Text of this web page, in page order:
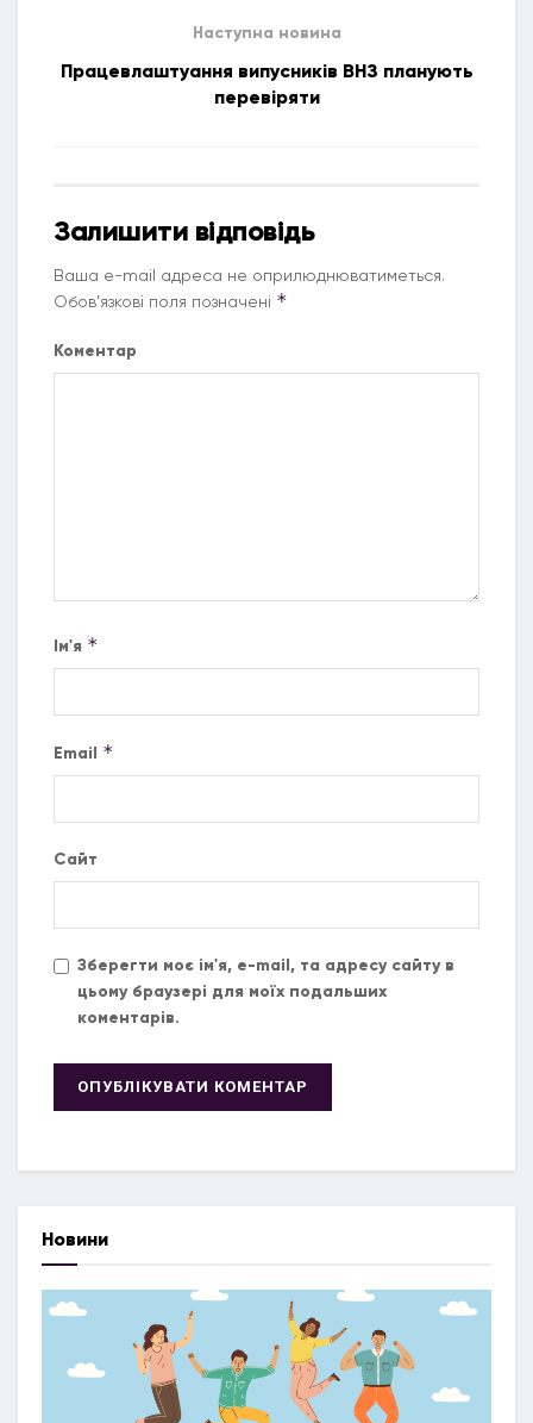
Наступна новина
Працевлаштуання випусників ВНЗ планують
перевіряти
Залишити відповідь
Ваша e-mail адреса не оприлюднюватиметься.
Обов’язкові поля позначені *
Коментар
Ім'я *
Email *
Сайт
Зберегти моє ім'я, e-mail, та адресу сайту в
цьому браузері для моїх подальших
коментарів.
Новини